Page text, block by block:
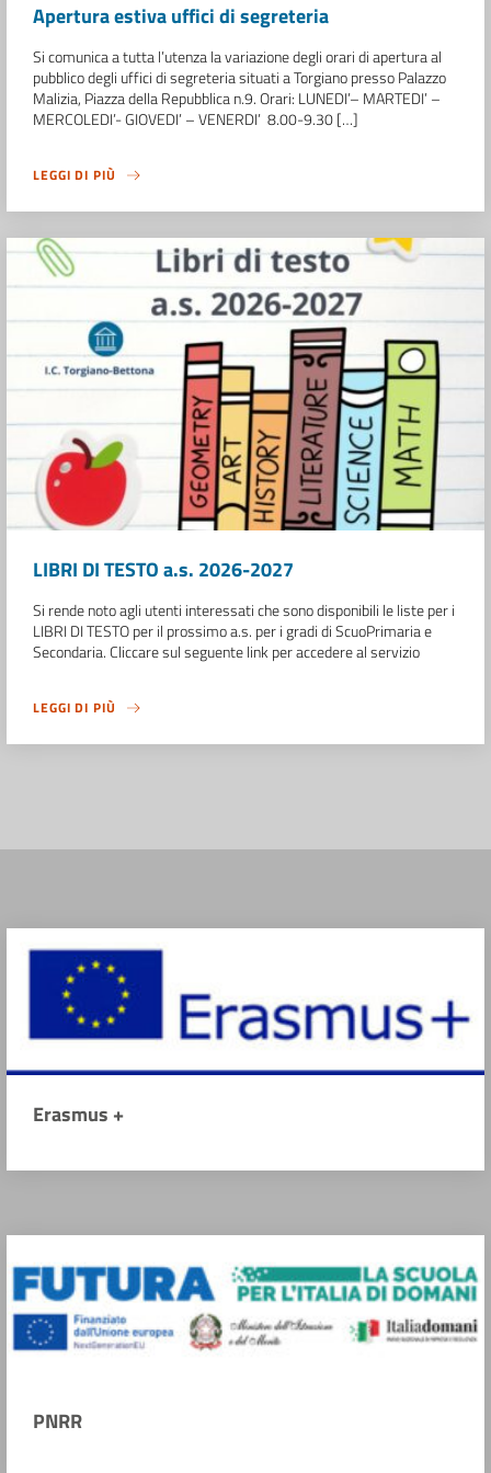
Apertura estiva uffici di segreteria
Si comunica a tutta l’utenza la variazione degli orari di apertura al
pubblico degli uffici di segreteria situati a Torgiano presso Palazzo
Malizia, Piazza della Repubblica n.9. Orari: LUNEDI’– MARTEDI’ –
MERCOLEDI’- GIOVEDI’ – VENERDI’ 8.00-9.30 […]
LEGGI DI PIÙ
LIBRI DI TESTO a.s. 2026-2027
Si rende noto agli utenti interessati che sono disponibili le liste per i
LIBRI DI TESTO per il prossimo a.s. per i gradi di ScuoPrimaria e
Secondaria. Cliccare sul seguente link per accedere al servizio
LEGGI DI PIÙ
Erasmus +
PNRR